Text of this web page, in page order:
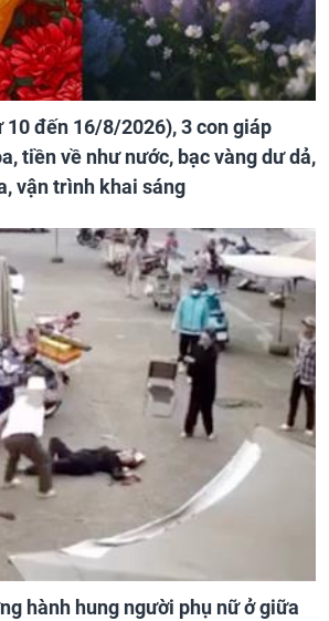
đến 16/8/2026), 3 con giáp
tiền về như nước, bạc vàng dư dả,
vận trình khai sáng
hành hung người phụ nữ ở giữa